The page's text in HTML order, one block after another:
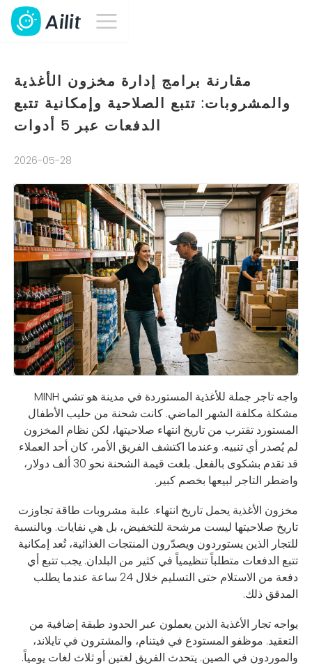
مقارنة برامج إدارة مخزون الأغذية
والمشروبات: تتبع الصلاحية وإمكانية تتبع
الدفعات عبر 5 أدوات
2026-05-28
واجه تاجر جملة للأغذية المستوردة في مدينة هو تشي MINH
مشكلة مكلفة الشهر الماضي. كانت شحنة من حليب الأطفال
المستورد تقترب من تاريخ انتهاء صلاحيتها، لكن نظام المخزون
لم يُصدر أي تنبيه. وعندما اكتشف الفريق الأمر، كان أحد العملاء
قد تقدم بشكوى بالفعل. بلغت قيمة الشحنة نحو 30 ألف دولار،
واضطر التاجر لبيعها بخصم كبير.
مخزون الأغذية يحمل تاريخ انتهاء. علبة مشروبات طاقة تجاوزت
تاريخ صلاحيتها ليست مرشحة للتخفيض، بل هي نفايات. وبالنسبة
للتجار الذين يستوردون ويصدّرون المنتجات الغذائية، تُعد إمكانية
تتبع الدفعات متطلباً تنظيمياً في كثير من البلدان. يجب تتبع أي
دفعة من الاستلام حتى التسليم خلال 24 ساعة عندما يطلب
المدقق ذلك.
يواجه تجار الأغذية الذين يعملون عبر الحدود طبقة إضافية من
التعقيد. موظفو المستودع في فيتنام، والمشترون في تايلاند،
والموردون في الصين. يتحدث الفريق لغتين أو ثلاث لغات يومياً.